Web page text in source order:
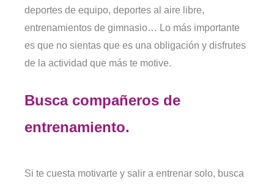
deportes de equipo, deportes al aire libre,
entrenamientos de gimnasio… Lo más importante
es que no sientas que es una obligación y disfrutes
de la actividad que más te motive.
Busca compañeros de
entrenamiento.
Si te cuesta motivarte y salir a entrenar solo, busca